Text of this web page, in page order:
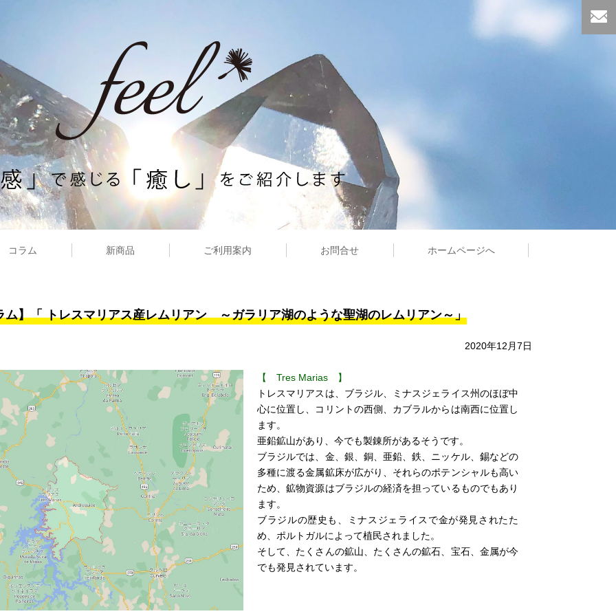
コラム 新商品 ご利用案内 お問合せ ホームページへ
ム】「 トレスマリアス産レムリアン ～ガラリア湖のような聖湖のレムリアン～」
2020年12月7日
【 Tres Marias 】
トレスマリアスは、ブラジル、ミナスジェライス州のほぼ中
心に位置し、コリントの西側、カブラルからは南西に位置し
ます。
亜鉛鉱山があり、今でも製錬所があるそうです。
ブラジルでは、金、銀、銅、亜鉛、鉄、ニッケル、錫などの
多種に渡る金属鉱床が広がり、それらのポテンシャルも高い
ため、鉱物資源はブラジルの経済を担っているものでもあり
ます。
ブラジルの歴史も、ミナスジェライスで金が発見されたた
め、ポルトガルによって植民されました。
そして、たくさんの鉱山、たくさんの鉱石、宝石、金属が今
でも発見されています。